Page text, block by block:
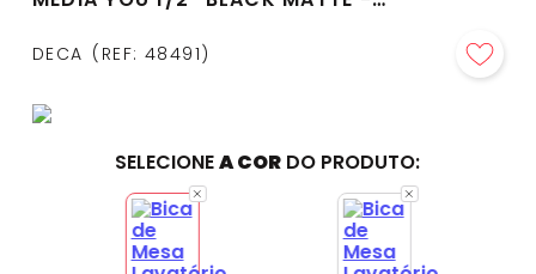
DECA REF: 48491
SELECIONEA COR DO PRODUTO: